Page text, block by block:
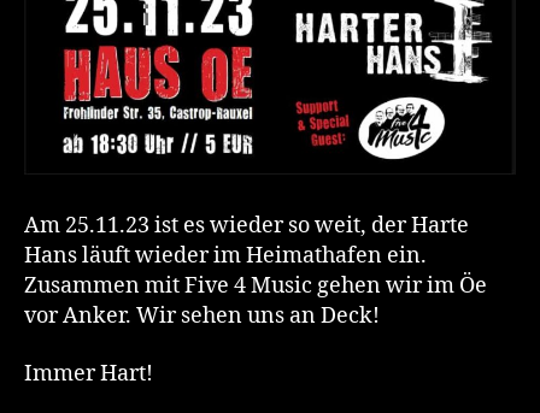
Am 25.11.23 ist es wieder so weit, der Harte
Hans läuft wieder im Heimathafen ein.
Zusammen mit Five 4 Music gehen wir im Öe
vor Anker. Wir sehen uns an Deck!
Immer Hart!